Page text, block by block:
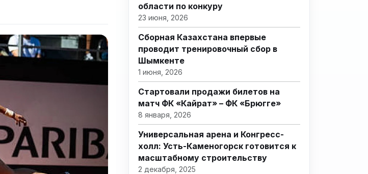
области по конкуру
23 июня, 2026
Сборная Казахстана впервые
проводит тренировочный сбор в
Шымкенте
1 июня, 2026
Стартовали продажи билетов на
матч ФК «Кайрат» – ФК «Брюгге»
8 января, 2026
Универсальная арена и Конгресс-
холл: Усть-Каменогорск готовится к
масштабному строительству
2 декабря, 2025